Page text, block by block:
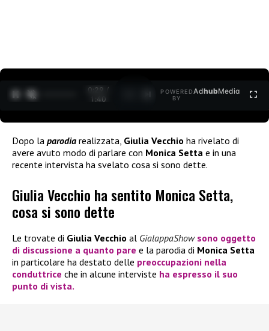
0:30 /
1:40
POWERED
BY
AdhubMedia
Dopo la parodia realizzata, Giulia Vecchio ha rivelato di
avere avuto modo di parlare con Monica Setta e in una
recente intervista ha svelato cosa si sono dette.
Giulia Vecchio ha sentito Monica Setta,
cosa si sono dette
Le trovate di Giulia Vecchio al GialappaShow sono oggetto
di discussione a quanto pare e la parodia di Monica Setta
in particolare ha destato delle preoccupazioni nella
conduttrice che in alcune interviste ha espresso il suo
punto di vista.